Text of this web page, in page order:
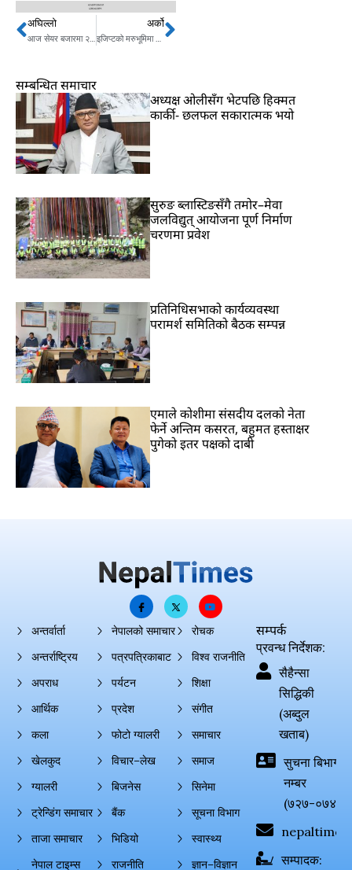
Prev
अघिल्लो
आज सेयर बजारमा २८ अंकको गिरावट
अर्को
इजिप्टको मरुभूमिमा कारबाट तेल चुहिएपछि…… Next
सम्बन्धित समाचार
अध्यक्ष ओलीसँग भेटपछि हिक्मत
कार्की- छलफल सकारात्मक भयो
सुरुङ ब्लास्टिङसँगै तमोर–मेवा
जलविद्युत् आयोजना पूर्ण निर्माण
चरणमा प्रवेश
प्रतिनिधिसभाको कार्यव्यवस्था
परामर्श समितिको बैठक सम्पन्न
एमाले कोशीमा संसदीय दलको नेता
फेर्ने अन्तिम कसरत, बहुमत हस्ताक्षर
पुगेको इतर पक्षको दाबी
अन्तर्वार्ता
अन्तर्राष्ट्रिय
अपराध
आर्थिक
कला
खेलकुद
ग्यालरी
ट्रेन्डिंग समाचार
ताजा समाचार
नेपाल टाइम्स
नेपालको समाचार
पत्रपत्रिकाबाट
पर्यटन
प्रदेश
फोटो ग्यालरी
विचार–लेख
बिजनेस
बैंक
भिडियो
राजनीति
रोचक
विश्व राजनीति
शिक्षा
संगीत
समाचार
समाज
सिनेमा
सूचना विभाग
स्वास्थ्य
ज्ञान–विज्ञान
सम्पर्क
प्रवन्ध निर्देशक:
सैहैन्सा
सिद्धिकी
(अब्दुल
खताब)
सुचना बिभाग
नम्बर
(७२७-०७४-
सम्पादक: